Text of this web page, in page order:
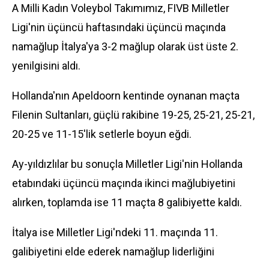
A Milli Kadın Voleybol Takımımız, FIVB Milletler
Ligi'nin üçüncü haftasındaki üçüncü maçında
namağlup İtalya'ya 3-2 mağlup olarak üst üste 2.
yenilgisini aldı.
Hollanda'nın Apeldoorn kentinde oynanan maçta
Filenin Sultanları, güçlü rakibine 19-25, 25-21, 25-21,
20-25 ve 11-15'lik setlerle boyun eğdi.
Ay-yıldızlılar bu sonuçla Milletler Ligi'nin Hollanda
etabındaki üçüncü maçında ikinci mağlubiyetini
alırken, toplamda ise 11 maçta 8 galibiyette kaldı.
İtalya ise Milletler Ligi'ndeki 11. maçında 11.
galibiyetini elde ederek namağlup liderliğini